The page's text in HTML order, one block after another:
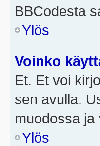
BBCodesta
Ylös
Voinko
Et. Et voi
sen avulla.
muodossa ja
Ylös